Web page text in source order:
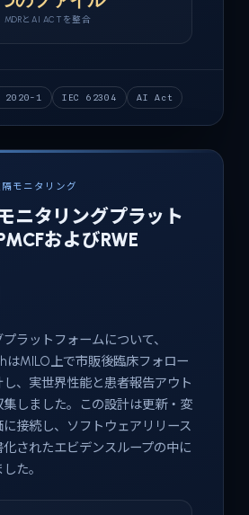
MDRとAI ACTを整合
2020-1 IEC 62304 AI Act
モニタリング
ニタリングプラット
およびRWE
ラットフォームについて、
MILO上で市販後臨床フォロー
、実世界性能と患者報告アウト
しました。この設計は更新・変
接続し、ソフトウェアリリース
されたエビデンスループの中に
た。